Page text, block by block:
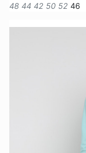
48 44 42 50 52 46